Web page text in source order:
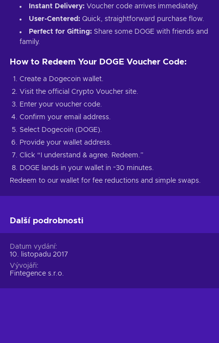
Instant Delivery: Voucher code arrives immediately.
User-Centered: Quick, straightforward purchase flow.
Perfect for Gifting: Share some DOGE with friends and
family.
How to Redeem Your DOGE Voucher Code:
Create a Dogecoin wallet.
Visit the official Crypto Voucher site.
Enter your voucher code.
Confirm your email address.
Select Dogecoin (DOGE).
Provide your wallet address.
Click “I understand & agree. Redeem.”
DOGE lands in your wallet in ~30 minutes.
Redeem to our wallet for fee reductions and simple swaps.
Další podrobnosti
Datum vydání
10. listopadu 2017
Vývojáři
Fintegence s.r.o.